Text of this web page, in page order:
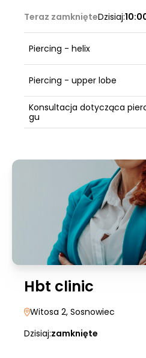
Teraz zamknięteDzisiaj:
Piercing - helix
Piercing - upper lobe
Konsultacja dotycząca
gu
Hbt clinic
Witosa 2, Sosnowiec
Dzisiaj:zamknięte